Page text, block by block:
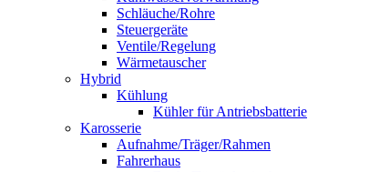
Schläuche/Rohre
Steuergeräte
Ventile/Regelung
Wärmetauscher
Hybrid
Kühlung
Kühler für Antriebsbatterie
Karosserie
Aufnahme/Träger/Rahmen
Fahrerhaus